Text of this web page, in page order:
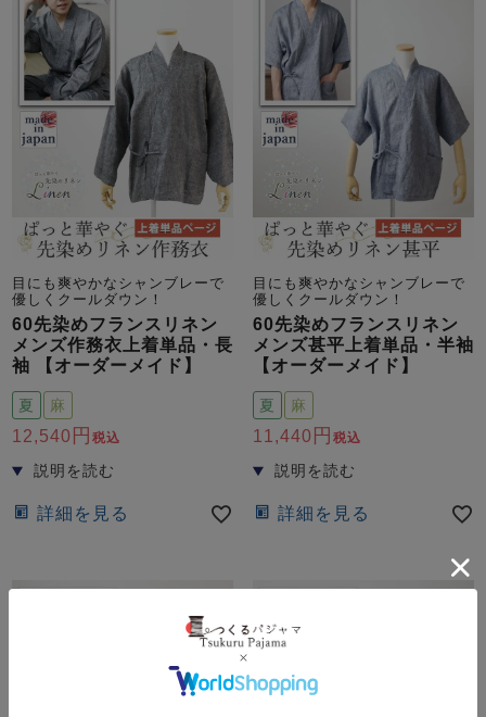
目にも爽やかなシャンブレーで
優しくクールダウン！
60先染めフランスリネン
メンズ作務衣上着単品・長
袖 【オーダーメイド】
夏 麻
12,540 税込
詳細を見る
目にも爽やかなシャンブレーで
優しくクールダウン！
60先染めフランスリネン
メンズ甚平上着単品・半袖
【オーダーメイド】
夏 麻
11,440 税込
詳細を見る